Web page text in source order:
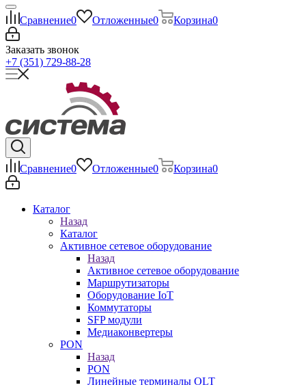
Сравнение0 Отложенные0 Корзина0
Заказать звонок
+7 (351) 729-88-28
Сравнение0 Отложенные0 Корзина0
Каталог
Назад
Каталог
Активное сетевое оборудование
Назад
Активное сетевое оборудование
Маршрутизаторы
Оборудование IoT
Коммутаторы
SFP модули
Медиаконвертеры
PON
Назад
PON
Линейные терминалы OLT